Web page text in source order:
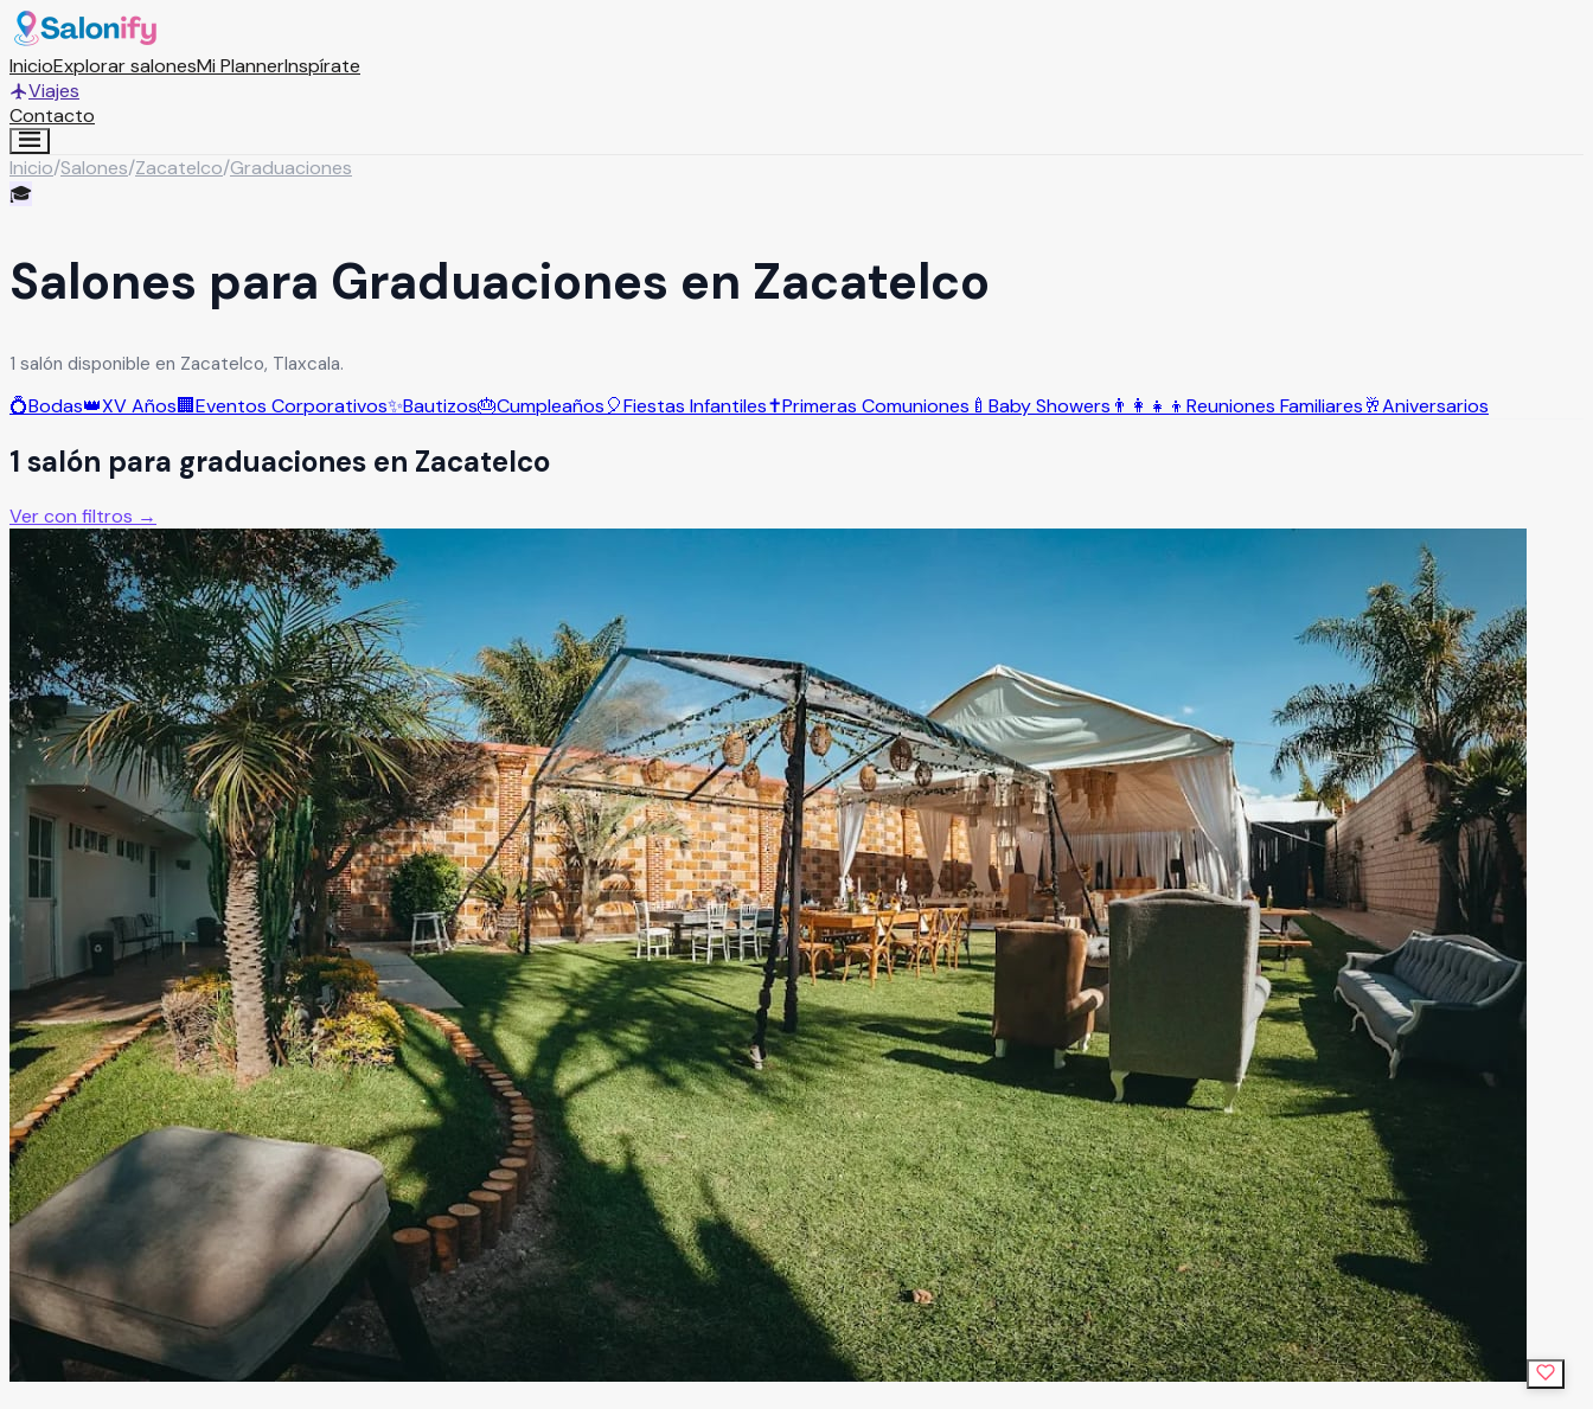
InicioExplorar salonesMi PlannerInspírate
Viajes
Contacto
Inicio/Salones/Zacatelco/Graduaciones
🎓
Salones para Graduaciones en Zacatelco
1 salón disponible en Zacatelco, Tlaxcala.
💍Bodas👑XV Años🏢Eventos Corporativos✨Bautizos🎂Cumpleaños🎈Fiestas Infantiles✝️Primeras Comuniones 🍼 Baby Showers 👨‍👩‍👧‍👦 Reuniones Familiares🥂Aniversarios
1 salón para graduaciones en Zacatelco
Ver con filtros →